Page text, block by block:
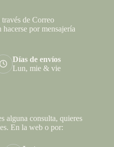
de Correo
por mensajería
Días de envíos
Lun, mie & vie
alguna consulta, quieres
En la web o por: